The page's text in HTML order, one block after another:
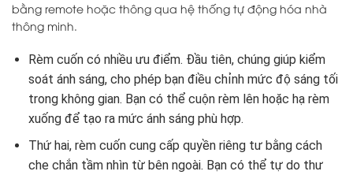
bằng remote hoặc thông qua hệ thống tự động hóa nhà
thông minh.
Rèm cuốn có nhiều ưu điểm. Đầu tiên, chúng giúp kiểm
soát ánh sáng, cho phép bạn điều chỉnh mức độ sáng tối
trong không gian. Bạn có thể cuộn rèm lên hoặc hạ rèm
xuống để tạo ra mức ánh sáng phù hợp.
Thứ hai, rèm cuốn cung cấp quyền riêng tư bằng cách
che chắn tầm nhìn từ bên ngoài. Bạn có thể tự do thư